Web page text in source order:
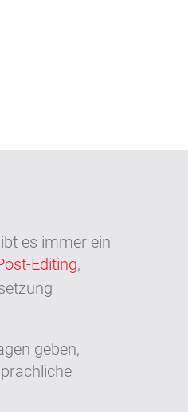
es immer ein
Editing,
geben,